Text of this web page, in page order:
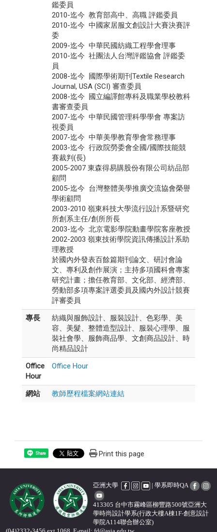
鑑委員
2010-迄今 教育部高中、高職 評鑑委員
2010-迄今 中國家居服文創設計大賽決賽評
委
2009-迄今 中華民國紡織工程學會理事
2010-迄今 社團法人台灣評鑑協會 評鑑委
員
2008-迄今 國際學術期刊Textile Research
Journal, USA (SCI) 審查委員
2008-迄今 國立編譯館專科及職業學校教科
書審查委員
2007-迄今 中華民國管理科學學會 專案訪
視委員
2007-迄今 中華美學教育學會常務理事
2003-迄今 行政院勞委會全國/國際技能競
賽裁判(長)
2005-2007 東森得易購股份有限公司紡品部
顧問
2005-迄今 台灣整體美學推廣交流協會榮譽
學術顧問
2003-2010 嶺東科技大學流行設計系暨研究
所創系主任/創所所長
2003-迄今 北京電影學院動畫學院客座教授
2002-2003 嶺東技術學院資訊傳播設計系助
理教授
於國內外發表百餘篇期刊論文、研討會論
文、專利及創作展演；主持多項國科會專案
研究計畫；擔任教育部、文化部、經濟部、
勞動部多項專案評選委員及國內外設計競賽
評審委員
專長
紡織與服飾設計、服裝設計、色彩學、美
容、美髮、整體造型設計、服裝心理學、服
裝社會學、服飾商品學、文創商品設計、時
尚精品設計
Office
Hour
Office Hour
網站 教師歷程檔案網站連結
Share Print this page
亞洲大學 | 學系即時QA
413305 台中市霧峰區柳豐路500號亞洲大
學時尚設計學系(行政大樓A棟1F-創意設計
學院A114聯合辦公室)